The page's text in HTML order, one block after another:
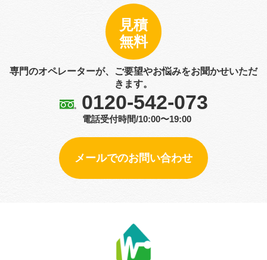
見積
無料
専門のオペレーターが、ご要望やお悩みをお聞かせいただ
きます。
0120-542-073
電話受付時間/10:00〜19:00
メールでのお問い合わせ